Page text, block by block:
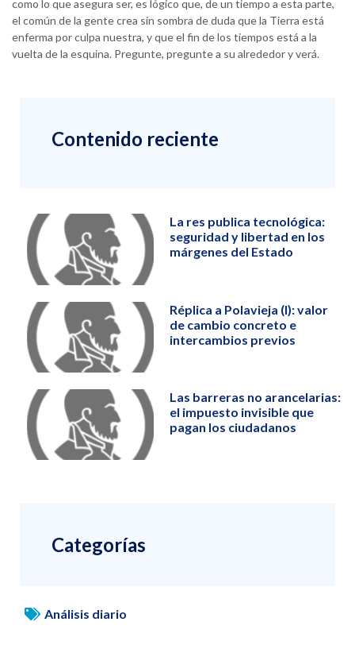
como lo que asegura ser, es lógico que, de un tiempo a esta parte,
el común de la gente crea sin sombra de duda que la Tierra está
enferma por culpa nuestra, y que el fin de los tiempos está a la
vuelta de la esquina. Pregunte, pregunte a su alrededor y verá.
Contenido reciente
La res publica tecnológica:
seguridad y libertad en los
márgenes del Estado
Réplica a Polavieja (I): valor
de cambio concreto e
intercambios previos
Las barreras no arancelarias:
el impuesto invisible que
pagan los ciudadanos
Categorías
Análisis diario